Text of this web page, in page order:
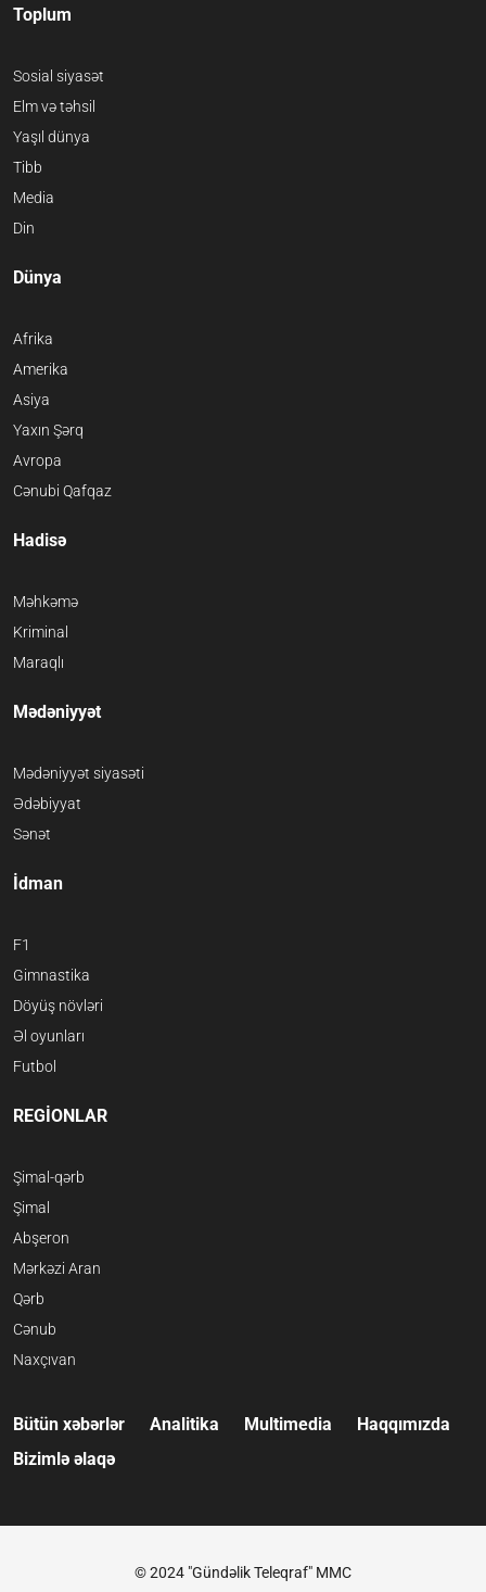
Toplum
Sosial siyasət
Elm və təhsil
Yaşıl dünya
Tibb
Media
Din
Dünya
Afrika
Amerika
Asiya
Yaxın Şərq
Avropa
Cənubi Qafqaz
Hadisə
Məhkəmə
Kriminal
Maraqlı
Mədəniyyət
Mədəniyyət siyasəti
Ədəbiyyat
Sənət
İdman
F1
Gimnastika
Döyüş növləri
Əl oyunları
Futbol
REGİONLAR
Şimal-qərb
Şimal
Abşeron
Mərkəzi Aran
Qərb
Cənub
Naxçıvan
Bütün xəbərlər Analitika Multimedia
Haqqımızda
Bizimlə əlaqə
© 2024 "Gündəlik Teleqraf" MMC